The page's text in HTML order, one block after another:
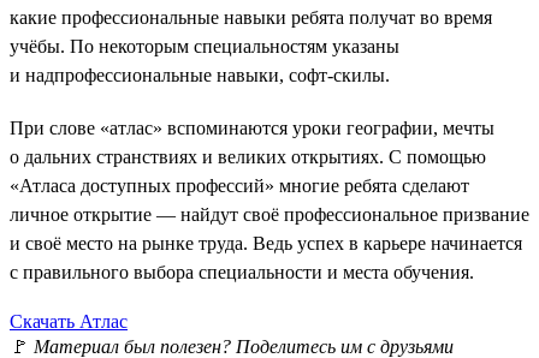
какие профессиональные навыки ребята получат во время
учёбы. По некоторым специальностям указаны
и надпрофессиональные навыки, софт-скилы.
При слове «атлас» вспоминаются уроки географии, мечты
о дальних странствиях и великих открытиях. С помощью
«Атласа доступных профессий» многие ребята сделают
личное открытие — найдут своё профессиональное призвание
и своё место на рынке труда. Ведь успех в карьере начинается
с правильного выбора специальности и места обучения.
Скачать Атлас
🚩 Материал был полезен? Поделитесь им с друзьями